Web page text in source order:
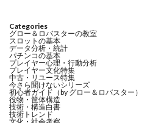
Categories
グロー＆ロバスターの教室
スロットの基本
データ分析・統計
パチンコの基本
プレイヤー心理・行動分析
プレイヤー文化特集
中古・リユース特集
今さら聞けないシリーズ
初心者ガイド（by グロー＆ロバスター）
役物・筐体構造
技術・構造白書
技術トレンド